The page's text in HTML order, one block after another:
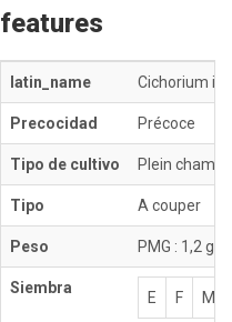
features
latin_name Cichorium
Precocidad Précoce
Tipo de cultivo Plein champ
Tipo A couper
Peso PMG : 1,2 g
Siembra
E F M